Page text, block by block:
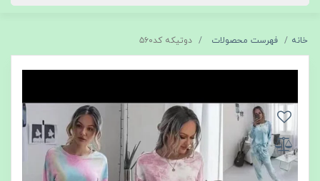
خانه فهرست محصولات دوتيكه كد٥٦٠